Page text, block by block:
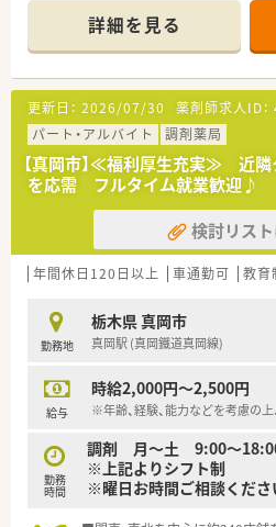
事業の分野で展開をしています。
■地域に密着した患者様本位の
コミュニケーションで培った
信頼の芽をより大きく育てるた
す。
詳細を見る
更新日： 2026/07/30 薬剤師求人ID：
パート・アルバイト
調剤薬局
【真岡市】≪福利厚生充実≫ 近
を応需 フルタイム就業歓迎♪
検討リス
年間休日120日以上 車通勤可 教育
勤務地
栃木県 真岡市
真岡駅 (真岡鐵道真岡線)
給与
時給2,000円～2,500円
※年齢、経験、能力などを考慮の
勤務
時間
調剤 月～土 9:00～18:00
※上記よりシフト制
※曜日お時間ご相談くだ